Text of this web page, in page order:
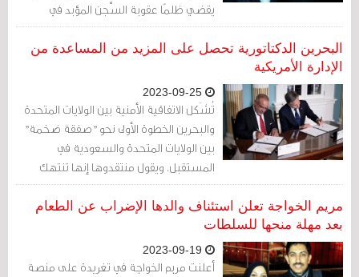
يقضي ظلمًا عقوبة السَّجن المؤبد في
البحرين نتيجة عمله الحقوقي السلمي. وفي
رسالة صادمة بتاريخ 19 فبراير/شباط، أعلنت
البحرين الدكتاتورية تحصل على المزيد من المساعدة من
الإدارة الأمريكية
تُشَكل الاتفاقية الأمنية بين الولايات المتحدة
والبحرين الخطوة الأولى نحو "صفقة ضخمة"
بين الولايات المتحدة والسعودية في
المستقبل. ويقول منتقدوها إنها تنتهك
الدستور الأمريكي وتساعد جلادي البحرين.
مريم الخواجة تعلن استئناف والدها الإضراب عن الطعام
بعد مهلة منحها للسلطات
أعلنت مريم الخواجة في تغريدة على منصة